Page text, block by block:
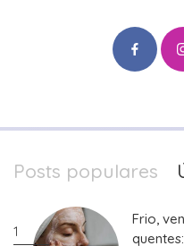
Posts populares
1
Frio,
Frio,